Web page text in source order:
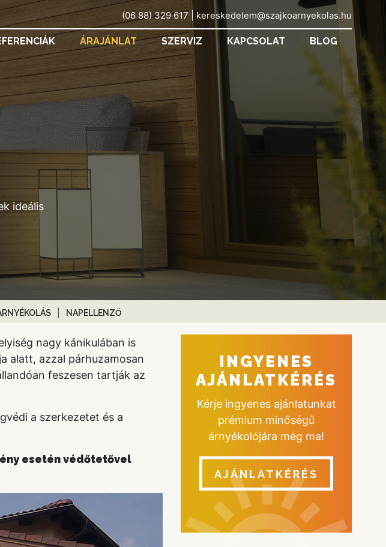
(06 88) 329 617 | kereskedelem@szajkoarnyekolas.hu
ÁRAJÁNLAT SZERVIZ KAPCSOLAT BLOG
ideális
NAPELLENZŐ
nagy kánikulában is
alatt, azzal párhuzamosan
feszesen tartják az
a szerkezetet és a
esetén védőtetővel
INGYENES
AJÁNLATKÉRÉS
Kérje ingyenes ajánlatunkat
prémium minőségű
árnyékolójára még ma!
AJÁNLATKÉRÉS